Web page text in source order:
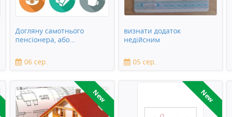
Догляну самотнього
пенсіонера, або
06 сер.
визнати додаток
недійсним
05 сер.
New New